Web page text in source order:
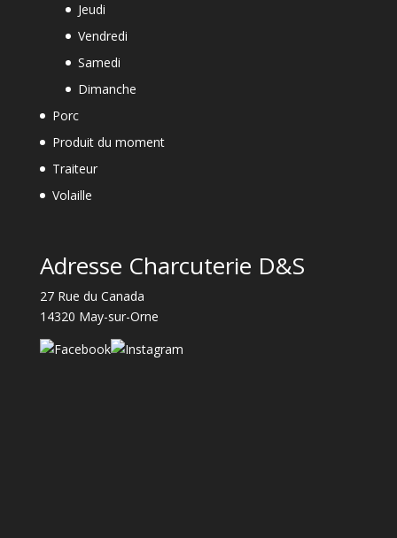
Jeudi
Vendredi
Samedi
Dimanche
Porc
Produit du moment
Traiteur
Volaille
Adresse Charcuterie D&S
27 Rue du Canada
14320 May-sur-Orne